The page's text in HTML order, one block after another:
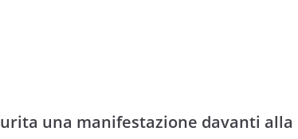
una manifestazione davanti alla